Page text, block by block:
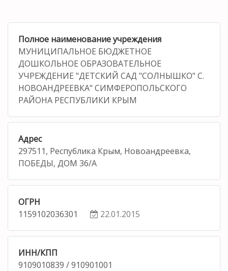
Полное наименование учреждения
МУНИЦИПАЛЬНОЕ БЮДЖЕТНОЕ
ДОШКОЛЬНОЕ ОБРАЗОВАТЕЛЬНОЕ
УЧРЕЖДЕНИЕ "ДЕТСКИЙ САД "СОЛНЫШКО" С.
НОВОАНДРЕЕВКА" СИМФЕРОПОЛЬСКОГО
РАЙОНА РЕСПУБЛИКИ КРЫМ
Адрес
297511, Республика Крым, Новоандреевка,
ПОБЕДЫ, ДОМ 36/А
ОГРН
1159102036301
22.01.2015
ИНН/КПП
9109010839 / 910901001